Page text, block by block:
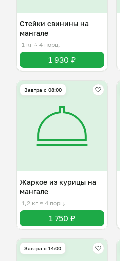
Стейки свинины на
мангале
1 кг ≈ 4 порц.
1 930 ₽
Завтра c 08:00
Жаркое из курицы на
мангале
1,2 кг ≈ 4 порц.
1 750 ₽
Завтра c 14:00